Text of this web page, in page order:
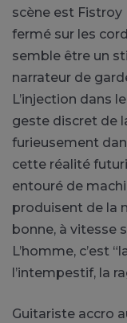
scène est Fistroy
fermé sur les
semble être un
narrateur de
L’injection dans
geste discret de
furieusement
cette réalité
entouré de
produisent de la
bonne, à vitesse
L’homme, c’est
l’intempestif, la
Guitariste accro